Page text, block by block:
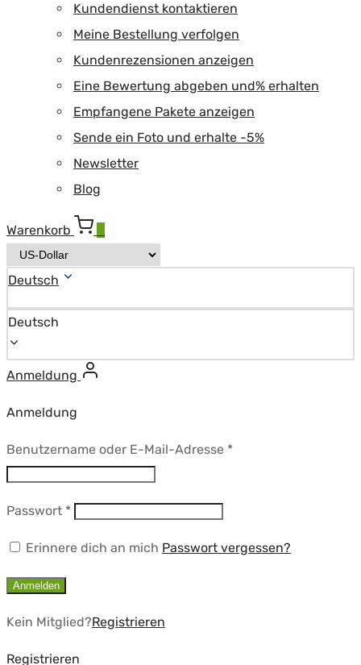
Kundendienst kontaktieren
Meine Bestellung verfolgen
Kundenrezensionen anzeigen
Eine Bewertung abgeben und% erhalten
Empfangene Pakete anzeigen
Sende ein Foto und erhalte -5%
Newsletter
Blog
Warenkorb
Deutsch
Deutsch
Anmeldung
Anmeldung
Benutzername oder E-Mail-Adresse *Erforderlich
Passwort *Erforderlich
Erinnere dich an mich Passwort vergessen?
Anmelden
Kein Mitglied?Registrieren
Registrieren